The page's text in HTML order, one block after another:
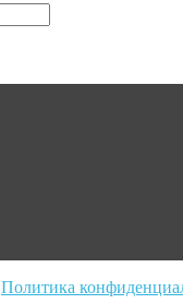
Политика